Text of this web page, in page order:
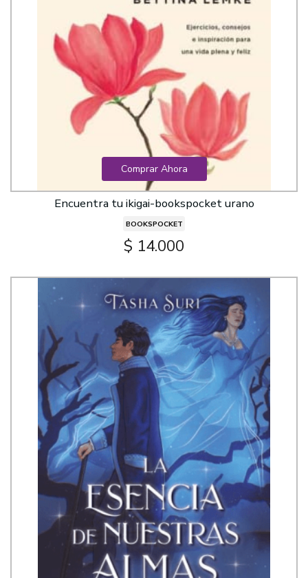
Comprar Ahora
Encuentra tu ikigai-bookspocket urano
BOOKSPOCKET
$ 14.000